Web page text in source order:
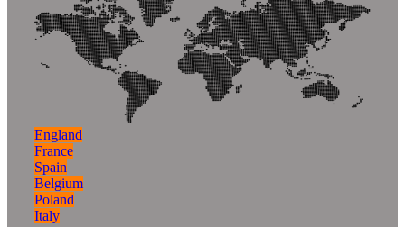
England
France
Spain
Belgium
Poland
Italy